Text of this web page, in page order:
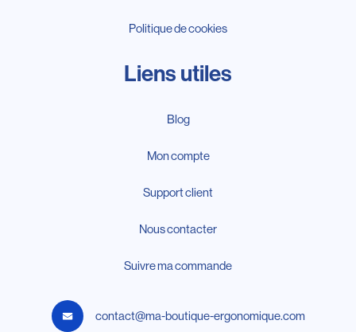
Politique de cookies
Liens utiles
Blog
Mon compte
Support client
Nous contacter
Suivre ma commande
contact@ma-boutique-ergonomique.com